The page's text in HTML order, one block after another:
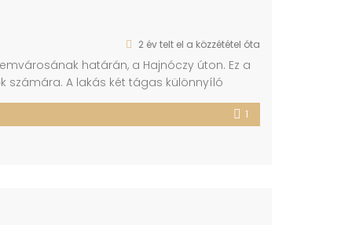
2 év telt el a közzététel óta
határán, a Hajnóczy úton. Ez a
számára. A lakás két tágas különnyíló
ment keresztül, így Önnek és
nyílászárók és […]
1